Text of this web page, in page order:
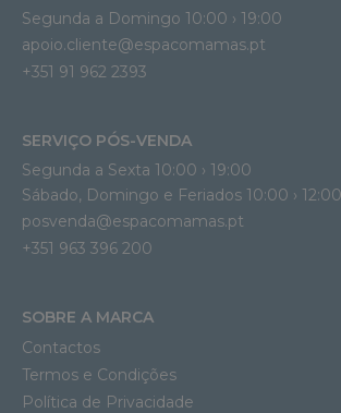
Segunda a Domingo 10:00 › 19:00
apoio.cliente@espacomamas.pt
+351 91 962 2393
SERVIÇO PÓS-VENDA
Segunda a Sexta 10:00 › 19:00
Sábado, Domingo e Feriados 10:00 › 12:00
posvenda@espacomamas.pt
+351 963 396 200
SOBRE A MARCA
Contactos
Termos e Condições
Política de Privacidade